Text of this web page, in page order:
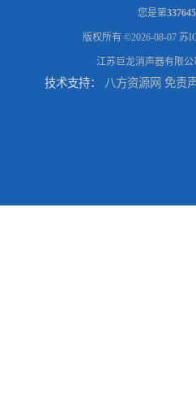
您是第337645
版权所有 ©2026-08-07 苏
江苏巨龙消声器有限公
技术支持： 八方资源网 免责